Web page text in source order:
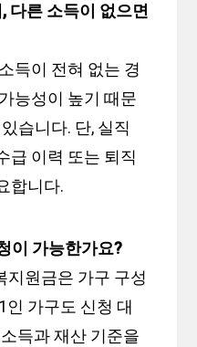
다른 소득이 없으면
득이 전혀 없는 경
능성이 높기 때문
습니다. 단, 실직
급 이력 또는 퇴직
합니다.
이 가능한가요?
지원금은 가구 구성
인 가구도 신청 대
득과 재산 기준을